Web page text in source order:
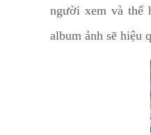
người xem và thể
album ảnh sẽ hiệu